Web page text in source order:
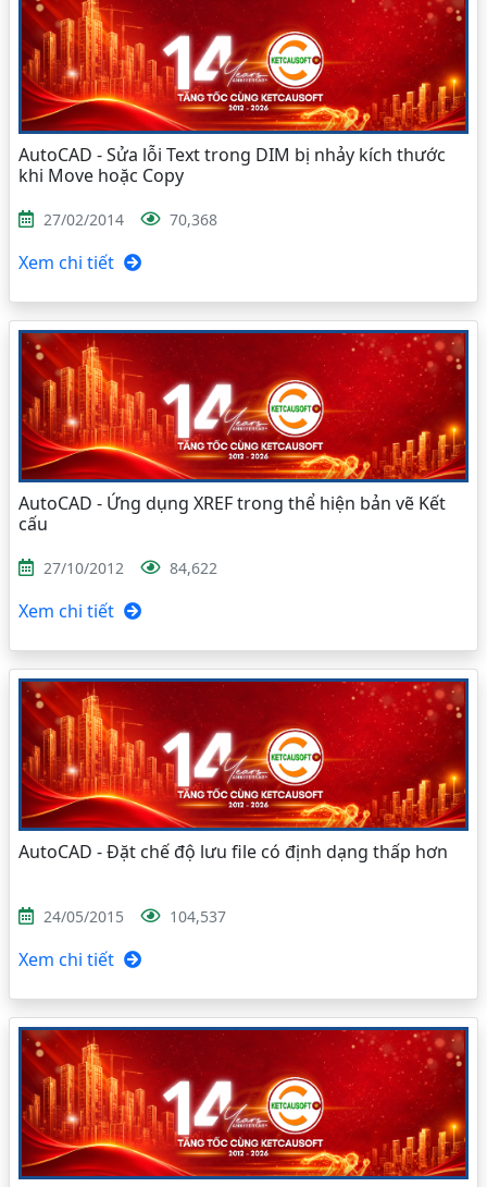
AutoCAD - Sửa lỗi Text trong DIM bị nhảy kích thước
khi Move hoặc Copy
27/02/2014 70,368
Xem chi tiết
AutoCAD - Ứng dụng XREF trong thể hiện bản vẽ Kết
cấu
27/10/2012 84,622
Xem chi tiết
AutoCAD - Đặt chế độ lưu file có định dạng thấp hơn
24/05/2015 104,537
Xem chi tiết